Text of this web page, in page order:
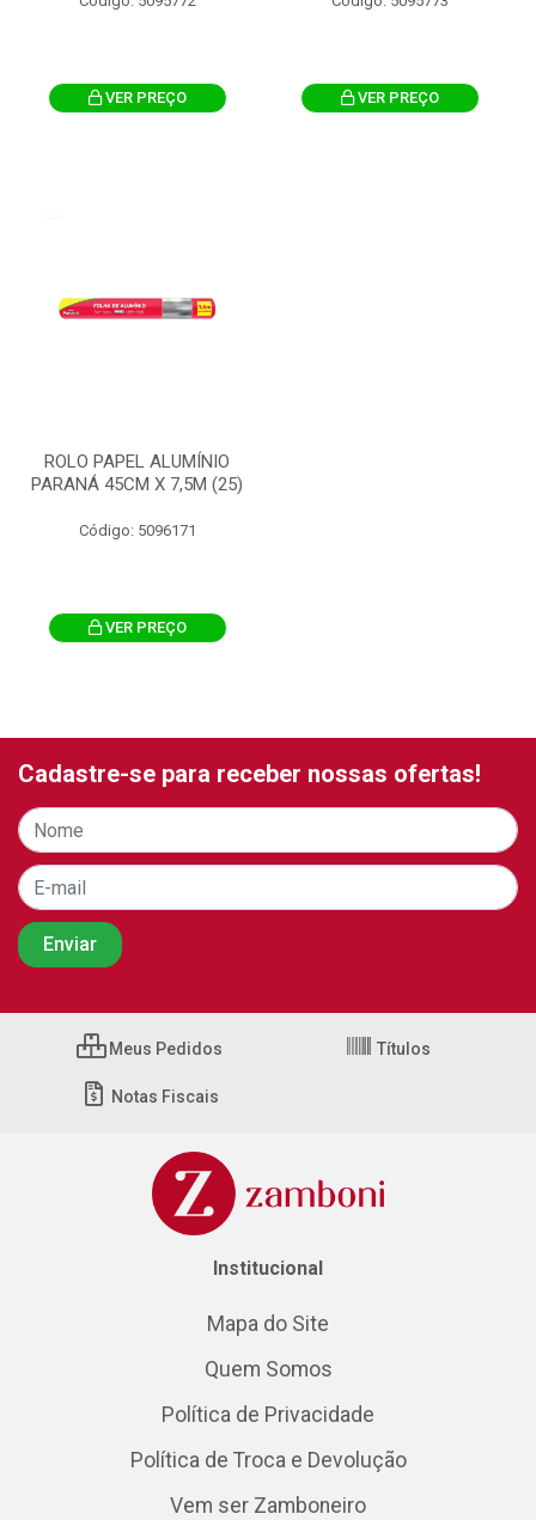
VER PREÇO VER PREÇO
ROLO PAPEL ALUMÍNIO
PARANÁ 45CM X 7,5M (25)
Código: 5096171
VER PREÇO
Cadastre-se para receber nossas ofertas!
Meus Pedidos Títulos
Notas Fiscais
Institucional
Mapa do Site
Quem Somos
Política de Privacidade
Política de Troca e Devolução
Vem ser Zamboneiro